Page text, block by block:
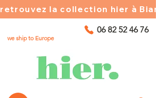
06 82 52 46 76
we ship to Europe
retrouvez la collection hier à